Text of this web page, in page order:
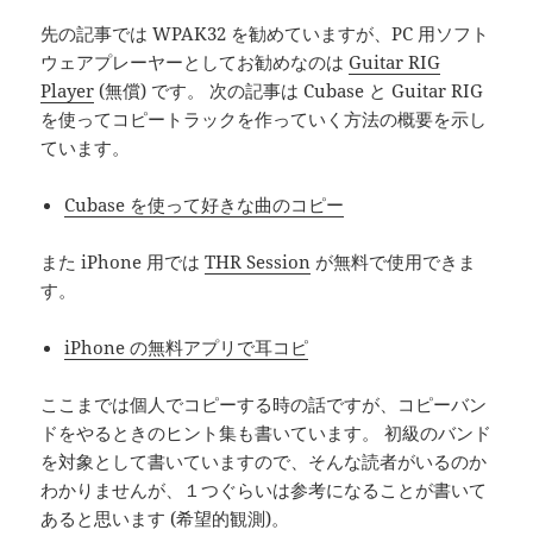
先の記事では WPAK32 を勧めていますが、PC 用ソフト
ウェアプレーヤーとしてお勧めなのはGuitar RIG
Player (無償) です。 次の記事は Cubase と Guitar RIG
を使ってコピートラックを作っていく方法の概要を示し
ています。
Cubase を使って好きな曲のコピー
また iPhone 用ではTHR Session が無料で使用できま
す。
iPhone の無料アプリで耳コピ
ここまでは個人でコピーする時の話ですが、コピーバン
ドをやるときのヒント集も書いています。 初級のバンド
を対象として書いていますので、そんな読者がいるのか
わかりませんが、１つぐらいは参考になることが書いて
あると思います (希望的観測)。